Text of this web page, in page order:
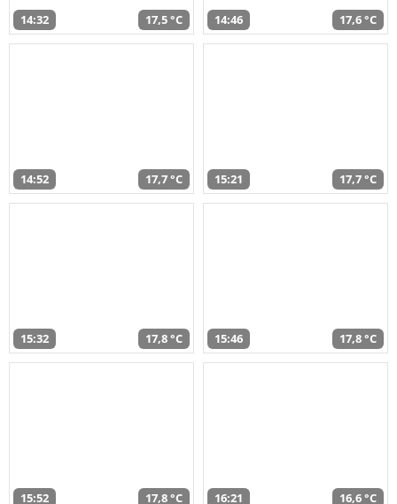
14:32 17,5 °C 14:46 17,6 °C
14:52 17,7 °C 15:21 17,7 °C
15:32 17,8 °C 15:46 17,8 °C
15:52 17,8 °C 16:21 16,6 °C